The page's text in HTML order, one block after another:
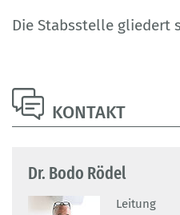
Die Stabsstelle gliedert
KONTAKT
Dr. Bodo Rödel
Leitung